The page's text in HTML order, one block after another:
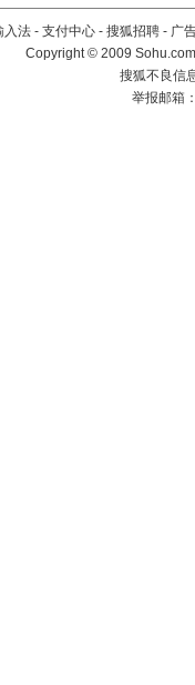
入法 - 支付中心 - 搜狐招聘 - 广
Copyright © 2009
搜狐不良信
举报邮箱